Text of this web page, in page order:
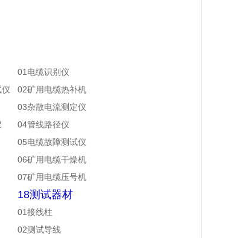
01电缆识别仪
02矿用电缆热补机
03杂散电流测定仪
04管线路径仪
05电缆故障测试仪
06矿用电缆干燥机
07矿用电缆压号机
18测试器材
01接线柱
02测试导线